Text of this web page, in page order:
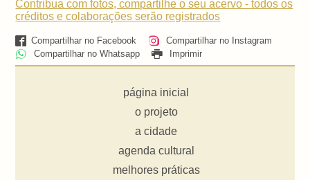
Contribua com fotos, compartilhe o seu acervo - todos os
créditos e colaborações serão registrados
Compartilhar no Facebook
Compartilhar no Instagram
Compartilhar no Whatsapp
Imprimir
página inicial
o projeto
a cidade
agenda cultural
melhores práticas